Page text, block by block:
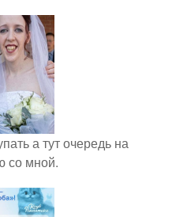
а тут очередь на
со мной.